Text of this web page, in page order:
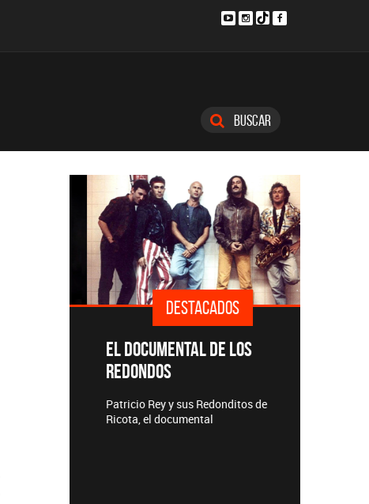
Buscar
DESTACADOS
EL DOCUMENTAL DE LOS
REDONDOS
Patricio Rey y sus Redonditos de
Ricota, el documental